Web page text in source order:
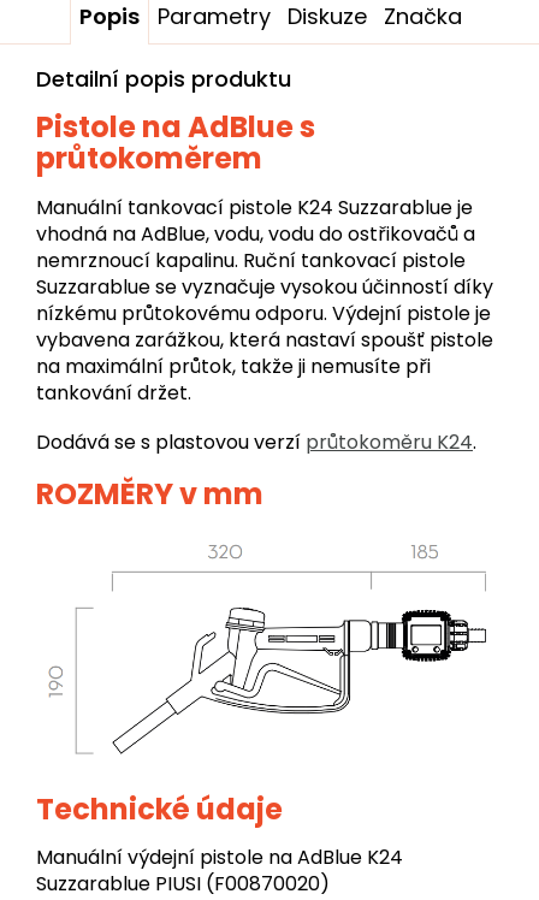
Popis Parametry Diskuze Značka
Detailní popis produktu
Pistole na AdBlue s
průtokoměrem
Manuální tankovací pistole K24 Suzzarablue je
vhodná na AdBlue, vodu, vodu do ostřikovačů a
nemrznoucí kapalinu. Ruční tankovací pistole
Suzzarablue se vyznačuje vysokou účinností díky
nízkému průtokovému odporu. Výdejní pistole je
vybavena zarážkou, která nastaví spoušť pistole
na maximální průtok, takže ji nemusíte při
tankování držet.
Dodává se s plastovou verzí průtokoměru K24.
ROZMĚRY v mm
Technické údaje
Manuální výdejní pistole na AdBlue K24
Suzzarablue PIUSI (F00870020)